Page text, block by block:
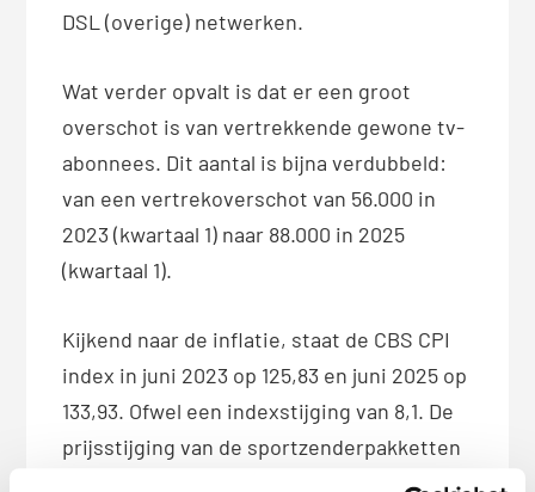
DSL (overige) netwerken.
Wat verder opvalt is dat er een groot
overschot is van vertrekkende gewone tv-
abonnees. Dit aantal is bijna verdubbeld:
van een vertrekoverschot van 56.000 in
2023 (kwartaal 1) naar 88.000 in 2025
(kwartaal 1).
Kijkend naar de inflatie, staat de CBS CPI
index in juni 2023 op 125,83 en juni 2025 op
133,93. Ofwel een indexstijging van 8,1. De
prijsstijging van de sportzenderpakketten